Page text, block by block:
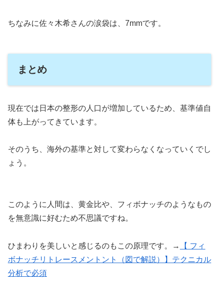
ちなみに佐々木希さんの涙袋は、7mmです。
まとめ
現在では日本の整形の人口が増加しているため、基準値自
体も上がってきています。
そのうち、海外の基準と対して変わらなくなっていくでし
ょう。
このように人間は、黄金比や、フィボナッチのようなもの
を無意識に好むため不思議ですね。
ひまわりを美しいと感じるのもこの原理です。→
【 フィ
ボナッチリトレースメントント（図で解説）】テクニカル
分析で必須